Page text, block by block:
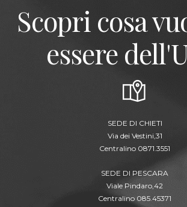
Scopri cosa
essere
SEDE DI CHIETI
Via dei Vestini,31
Centralino 0871.3551
SEDE DI PESCARA
Viale Pindaro,42
Centralino 085.45371